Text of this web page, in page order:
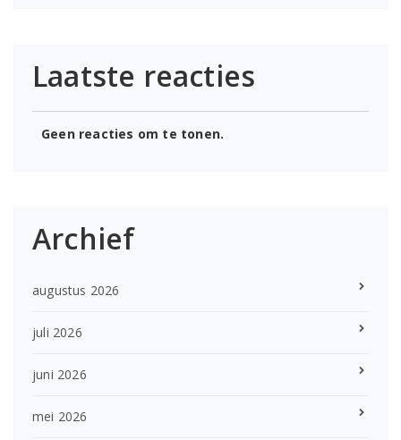
Laatste reacties
Geen reacties om te tonen.
Archief
augustus 2026
juli 2026
juni 2026
mei 2026